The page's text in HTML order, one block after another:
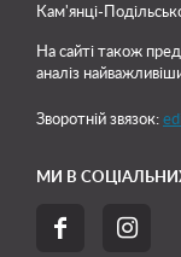
Кам'янці-
На сайті також
аналіз
Зворотній звязок:
МИ В
 